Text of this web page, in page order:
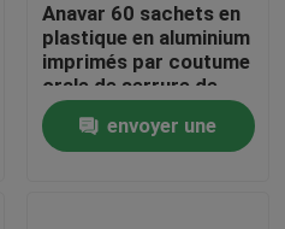
Anavar 60 sachets en
plastique en aluminium
imprimés par coutume
orale de serrure de
fermeture éclair de
stéroïdes de
Tablettes imprimant
envoyer une